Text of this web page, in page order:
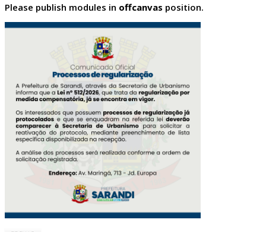
Please publish modules in offcanvas position.